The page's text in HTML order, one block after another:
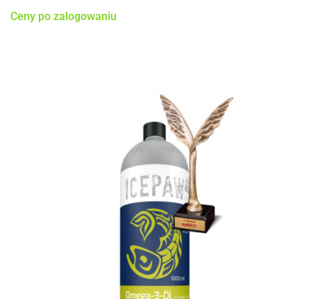
Ceny po zalogowaniu